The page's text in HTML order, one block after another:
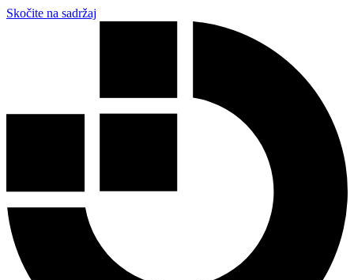
Skočite na sadržaj